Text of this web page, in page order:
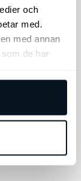
och
med.
med annan
de har
från